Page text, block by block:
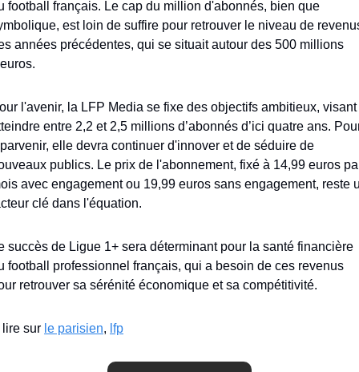
football français. Le cap du million d'abonnés, bien que
est loin de suffire pour retrouver le niveau de
années précédentes, qui se situait autour des 500 millions
l'avenir, la LFP Media se fixe des objectifs ambitieux, visant
entre 2,2 et 2,5 millions d’abonnés d’ici quatre ans.
elle devra continuer d'innover et de séduire de
publics. Le prix de l'abonnement, fixé à 14,99 euros
avec engagement ou 19,99 euros sans engagement, reste
clé dans l'équation.
succès de Ligue 1+ sera déterminant pour la santé financière
football professionnel français, qui a besoin de ces revenus
retrouver sa sérénité économique et sa compétitivité.
lire sur le parisien, lfp